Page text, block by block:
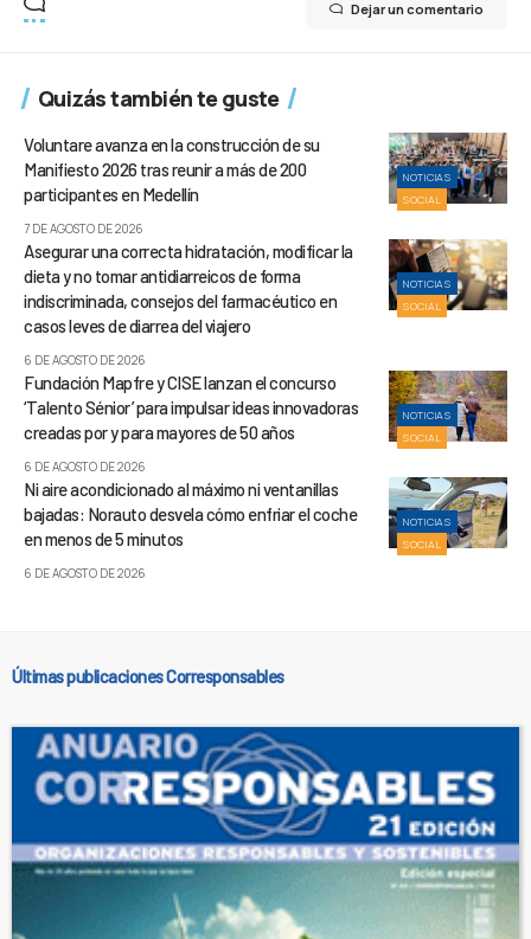
Dejar un comentario
Quizás también te guste
NOTICIAS
SOCIAL
Voluntare avanza en la construcción de su
Manifiesto 2026 tras reunir a más de 200
participantes en Medellín
7 DE AGOSTO DE 2026
NOTICIAS
SOCIAL
Asegurar una correcta hidratación, modificar la
dieta y no tomar antidiarreicos de forma
indiscriminada, consejos del farmacéutico en
casos leves de diarrea del viajero
6 DE AGOSTO DE 2026
NOTICIAS
SOCIAL
Fundación Mapfre y CISE lanzan el concurso
‘Talento Sénior’ para impulsar ideas innovadoras
creadas por y para mayores de 50 años
6 DE AGOSTO DE 2026
NOTICIAS
SOCIAL
Ni aire acondicionado al máximo ni ventanillas
bajadas: Norauto desvela cómo enfriar el coche
en menos de 5 minutos
6 DE AGOSTO DE 2026
Últimas publicaciones Corresponsables